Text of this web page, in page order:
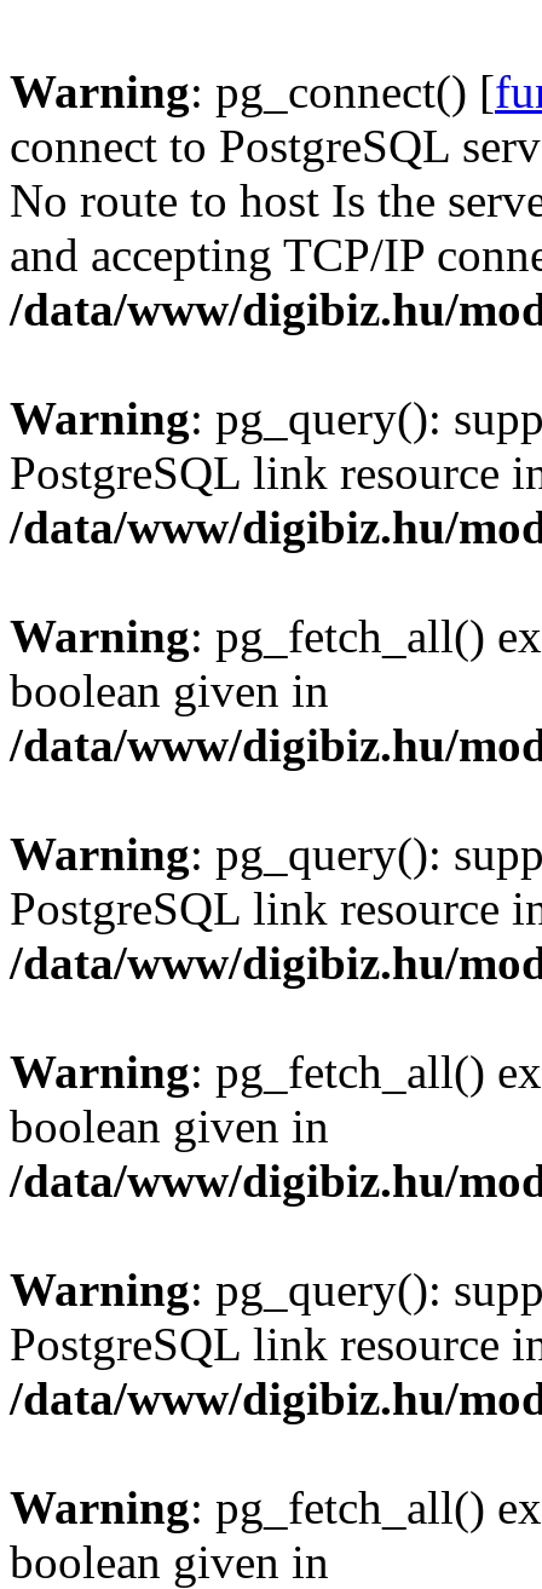
Warning: pg_connect() [
connect to PostgreSQL
No route to host Is the
and accepting TCP/IP
/data/www/digibiz.hu/
Warning: pg_query():
PostgreSQL link resource
/data/www/digibiz.hu/
Warning: pg_fetch_all()
boolean given in
/data/www/digibiz.hu/
Warning: pg_query():
PostgreSQL link resource
/data/www/digibiz.hu/
Warning: pg_fetch_all()
boolean given in
/data/www/digibiz.hu/
Warning: pg_query():
PostgreSQL link resource
/data/www/digibiz.hu/
Warning: pg_fetch_all()
boolean given in